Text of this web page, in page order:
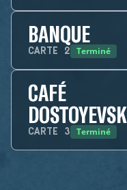
BANQUE
CARTE 2 Terminé
CAFÉ
CARTE 3 Terminé